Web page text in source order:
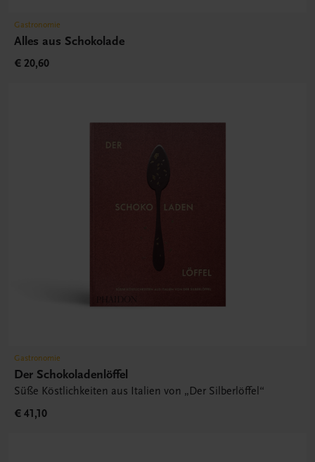
Gastronomie
Alles aus Schokolade
€ 20,60
Gastronomie
Der Schokoladenlöffel
Süße Köstlichkeiten aus Italien von „Der Silberlöffel“
€ 41,10